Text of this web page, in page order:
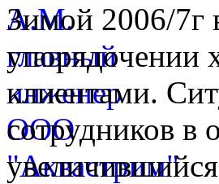
Зимой 2006/7г
упорядочении
клиентами.
сотрудников в